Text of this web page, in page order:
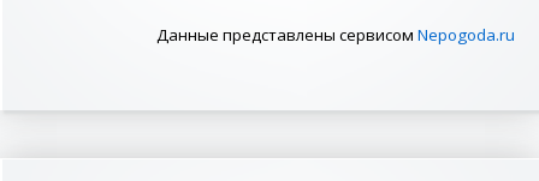
Данные представлены сервисом Nepogoda.ru